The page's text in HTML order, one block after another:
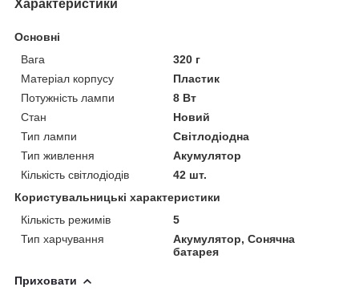
Характеристики
Основні
Вага
320 г
Матеріал корпусу
Пластик
Потужність лампи
8 Вт
Стан
Новий
Тип лампи
Світлодіодна
Тип живлення
Акумулятор
Кількість світлодіодів
42 шт.
Користувальницькі характеристики
Кількість режимів
5
Тип харчування
Акумулятор, Сонячна
батарея
Приховати